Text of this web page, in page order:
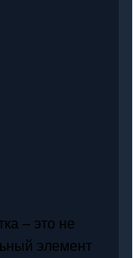
– это не
элемент